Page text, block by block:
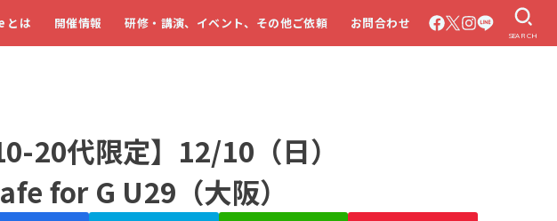
とは 開催情報 研修・講演、イベント、その他ご依頼 お問合わせ
SEARCH
20代限定】12/10（日）
for G U29（大阪）